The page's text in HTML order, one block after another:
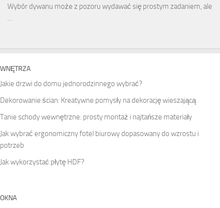
Wybór dywanu może z pozoru wydawać się prostym zadaniem, ale
…
WNĘTRZA
Jakie drzwi do domu jednorodzinnego wybrać?
Dekorowanie ścian: Kreatywne pomysły na dekorację wieszającą
Tanie schody wewnętrzne: prosty montaż i najtańsze materiały
Jak wybrać ergonomiczny fotel biurowy dopasowany do wzrostu i
potrzeb
Jak wykorzystać płytę HDF?
OKNA